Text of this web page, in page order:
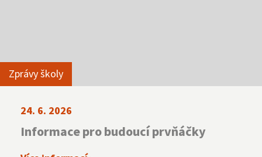
Zprávy školy
24. 6. 2026
Informace pro budoucí prvňáčky